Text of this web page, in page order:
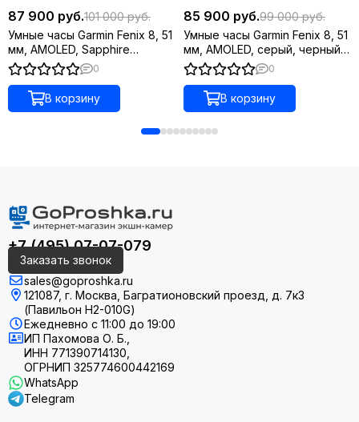
24/7 ФУНКЦИИ ЗДОРОВЬЯ И БЛАГОПОЛУЧИЯ
87 900 руб.101 000 руб.
Умные часы Garmin Fenix 8, 51
мм, AMOLED, Sapphire
Titanium светло-серый,
оранжевый силиконовый
ремешок
0
В корзину
85 900 руб.99 000 руб.
Умные часы Garmin Fenix 8, 51
мм, AMOLED, серый, черный
силиконовый ремешок
0
В корзину
+7 (495) 07-07-079
Заказать звонок
sales@goproshka.ru
121087, г. Москва, Багратионовский проезд, д. 7к3
(Павильон H2-010G)
Ежедневно с 11:00 до 19:00
ИП Пахомова О. Б.,
ИНН 771390714130,
ОГРНИП 325774600442169
WhatsApp
Telegram